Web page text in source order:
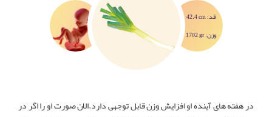
42.4 cm :قد
1702 gr :وزن
در هفته های آینده او افزایش وزن قابل توجهی دارد.الان صورت او را اگر در